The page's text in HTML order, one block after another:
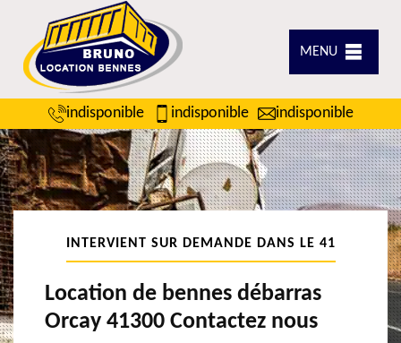
MENU
indisponible indisponible indisponible
INTERVIENT SUR DEMANDE DANS LE 41
Location de bennes débarras
Orcay 41300 Contactez nous